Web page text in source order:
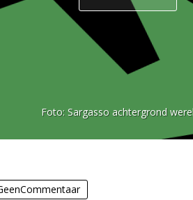
Foto: Sargasso achtergrond